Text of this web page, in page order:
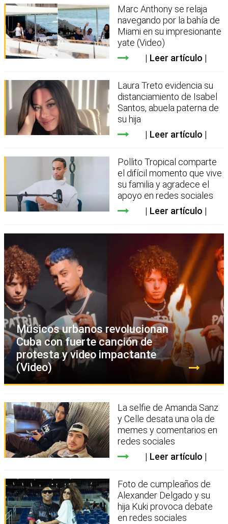
Marc Anthony se relaja
navegando por la bahía de
Miami en su impresionante
yate (Video)
Leer artículo
Laura Treto evidencia su
distanciamiento de Isabel
Santos, abuela paterna de
su hija
Leer artículo
Pollito Tropical comparte
el difícil momento que vive
su familia y agradece el
apoyo en redes sociales
Leer artículo
Músicos urbanos revolucionan
Cuba con fuerte canción de
protesta y video impactante
(Video)
La selfie de Amanda Sanz
y Celle desata una ola de
memes y comentarios en
redes sociales
Leer artículo
Foto de cumpleaños de
Alexander Delgado y su
hija Kuki provoca debate
en redes sociales